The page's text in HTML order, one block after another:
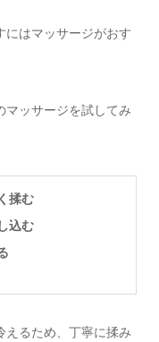
にはマッサージがおす
マッサージを試してみ
揉む
込む
えるため、丁寧に揉み